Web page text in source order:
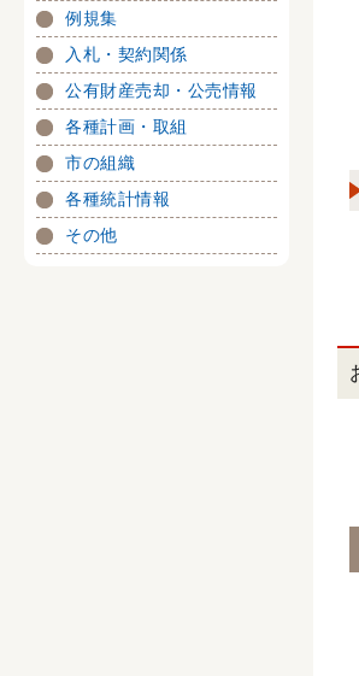
例規集
入札・契約関係
公有財産売却・公売情報
各種計画・取組
市の組織
各種統計情報
その他